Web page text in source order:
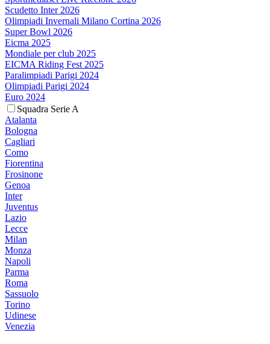
Scudetto Inter 2026
Olimpiadi Invernali Milano Cortina 2026
Super Bowl 2026
Eicma 2025
Mondiale per club 2025
EICMA Riding Fest 2025
Paralimpiadi Parigi 2024
Olimpiadi Parigi 2024
Euro 2024
Squadra Serie A
Atalanta
Bologna
Cagliari
Como
Fiorentina
Frosinone
Genoa
Inter
Juventus
Lazio
Lecce
Milan
Monza
Napoli
Parma
Roma
Sassuolo
Torino
Udinese
Venezia